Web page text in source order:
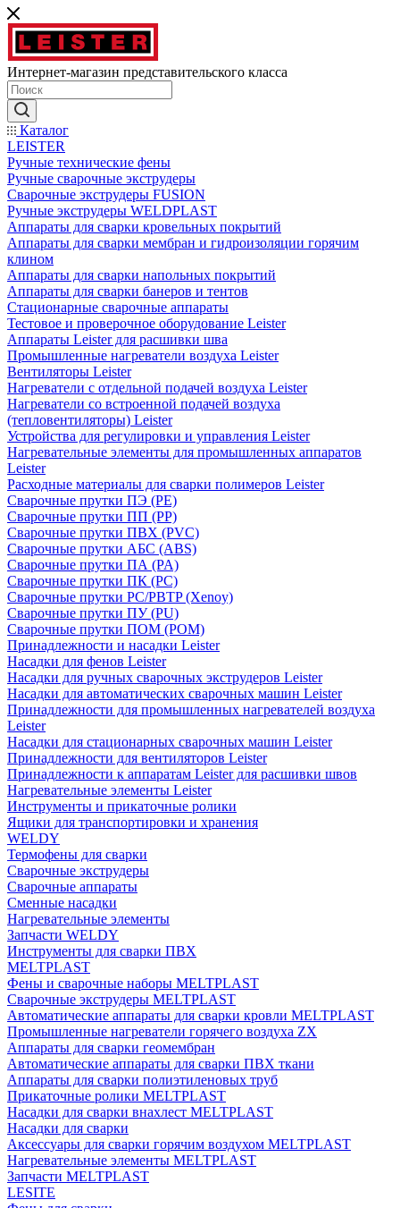
Интернет-магазин представительского класса
Каталог
LEISTER
Ручные технические фены
Ручные сварочные экструдеры
Сварочные экструдеры FUSION
Ручные экструдеры WELDPLAST
Аппараты для сварки кровельных покрытий
Аппараты для сварки мембран и гидроизоляции горячим
клином
Аппараты для сварки напольных покрытий
Аппараты для сварки банеров и тентов
Стационарные сварочные аппараты
Тестовое и проверочное оборудование Leister
Аппараты Leister для расшивки шва
Промышленные нагреватели воздуха Leister
Вентиляторы Leister
Нагреватели с отдельной подачей воздуха Leister
Нагреватели со встроенной подачей воздуха
(тепловентиляторы) Leister
Устройства для регулировки и управления Leister
Нагревательные элементы для промышленных аппаратов
Leister
Расходные материалы для сварки полимеров Leister
Сварочные прутки ПЭ (PE)
Сварочные прутки ПП (PP)
Сварочные прутки ПВХ (PVC)
Сварочные прутки АБС (ABS)
Сварочные прутки ПА (PA)
Сварочные прутки ПК (PC)
Сварочные прутки PC/PBTP (Xenoy)
Сварочные прутки ПУ (PU)
Сварочные прутки ПОМ (POM)
Принадлежности и насадки Leister
Насадки для фенов Leister
Насадки для ручных сварочных экструдеров Leister
Насадки для автоматических сварочных машин Leister
Принадлежности для промышленных нагревателей воздуха
Leister
Насадки для стационарных сварочных машин Leister
Принадлежности для вентиляторов Leister
Принадлежности к аппаратам Leister для расшивки швов
Нагревательные элементы Leister
Инструменты и прикаточные ролики
Ящики для транспортировки и хранения
WELDY
Термофены для сварки
Сварочные экструдеры
Сварочные аппараты
Сменные насадки
Нагревательные элементы
Запчасти WELDY
Инструменты для сварки ПВХ
MELTPLAST
Фены и сварочные наборы MELTPLAST
Сварочные экструдеры MELTPLAST
Автоматические аппараты для сварки кровли MELTPLAST
Промышленные нагреватели горячего воздуха ZX
Аппараты для сварки геомембран
Автоматические аппараты для сварки ПВХ ткани
Аппараты для сварки полиэтиленовых труб
Прикаточные ролики MELTPLAST
Насадки для сварки внахлест MELTPLAST
Насадки для сварки
Аксессуары для сварки горячим воздухом MELTPLAST
Нагревательные элементы MELTPLAST
Запчасти MELTPLAST
LESITE